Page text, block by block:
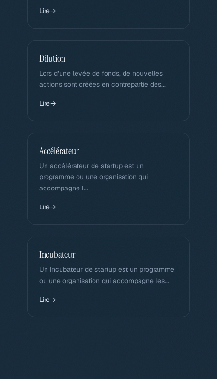
Lire→
Dilution
Lors d’une levée de fonds, de nouvelles
actions sont créées en contrepartie des...
Lire→
Accélérateur
Un accélérateur de startup est un
programme ou une organisation qui
accompagne l...
Lire→
Incubateur
Un incubateur de startup est un programme
ou une organisation qui accompagne les...
Lire→